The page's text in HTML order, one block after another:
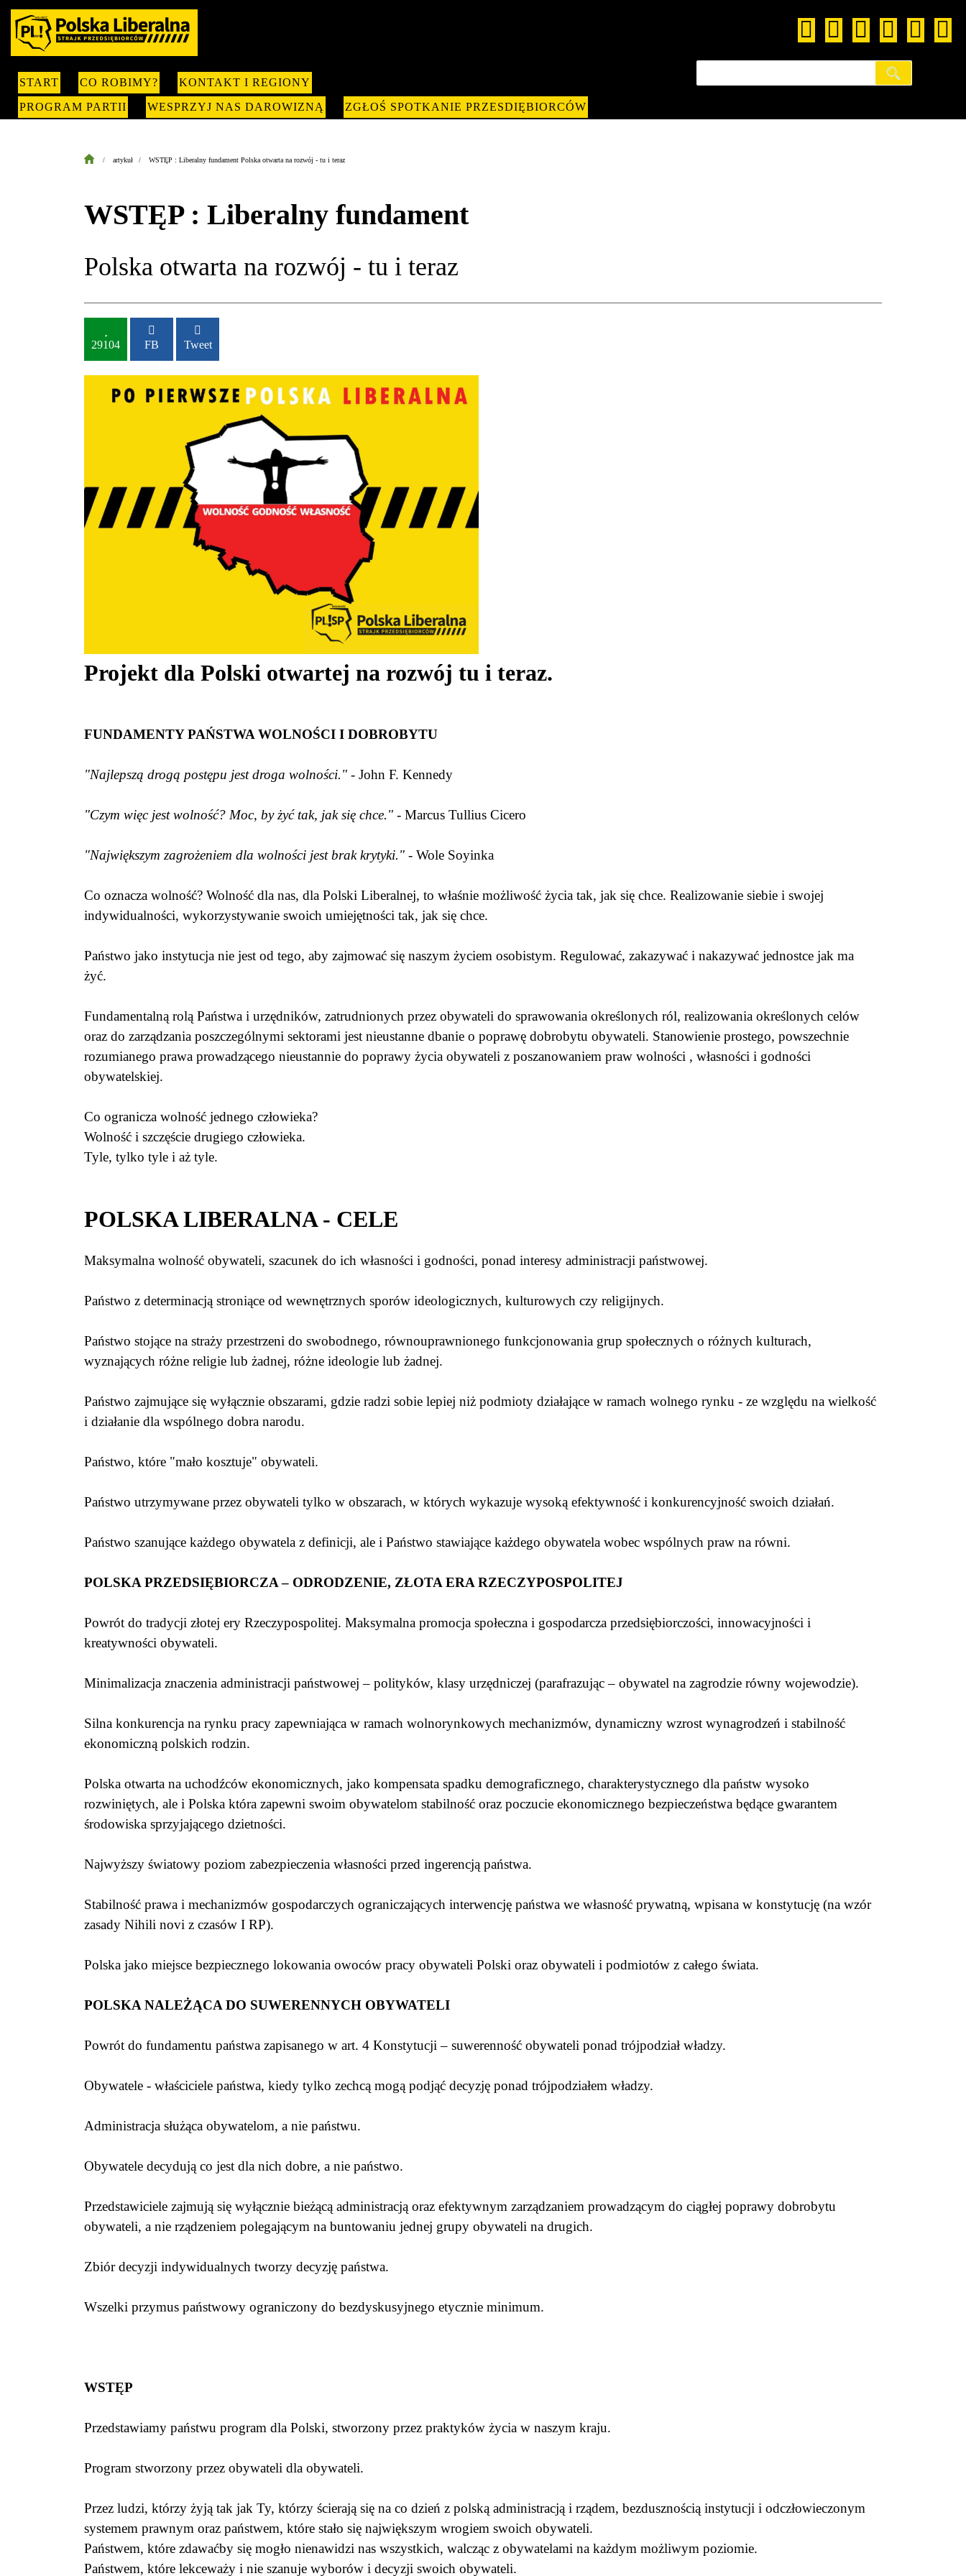
START CO ROBIMY?
KONTAKT I REGIONY
PROGRAM PARTII
WESPRZYJ NAS DAROWIZNĄ ZGŁOŚ SPOTKANIE PRZESDIĘBIORCÓW
artykuł WSTĘP : Liberalny fundament Polska otwarta na rozwój - tu i teraz
WSTĘP : Liberalny fundament
Polska otwarta na rozwój - tu i teraz
29104 FB Tweet
Projekt dla Polski otwartej na rozwój tu i teraz.
FUNDAMENTY PAŃSTWA WOLNOŚCI I DOBROBYTU
"Najlepszą drogą postępu jest droga wolności." - John F. Kennedy
"Czym więc jest wolność? Moc, by żyć tak, jak się chce." - Marcus Tullius Cicero
"Największym zagrożeniem dla wolności jest brak krytyki." - Wole Soyinka
Co oznacza wolność? Wolność dla nas, dla Polski Liberalnej, to właśnie możliwość życia tak, jak się chce. Realizowanie siebie i swojej
indywidualności, wykorzystywanie swoich umiejętności tak, jak się chce.
Państwo jako instytucja nie jest od tego, aby zajmować się naszym życiem osobistym. Regulować, zakazywać i nakazywać jednostce jak ma
żyć.
Fundamentalną rolą Państwa i urzędników, zatrudnionych przez obywateli do sprawowania określonych ról, realizowania określonych celów
oraz do zarządzania poszczególnymi sektorami jest nieustanne dbanie o poprawę dobrobytu obywateli. Stanowienie prostego, powszechnie
rozumianego prawa prowadzącego nieustannie do poprawy życia obywateli z poszanowaniem praw wolności , własności i godności
obywatelskiej.
Co ogranicza wolność jednego człowieka?
Wolność i szczęście drugiego człowieka.
Tyle, tylko tyle i aż tyle.
POLSKA LIBERALNA - CELE
Maksymalna wolność obywateli, szacunek do ich własności i godności, ponad interesy administracji państwowej.
Państwo z determinacją stroniące od wewnętrznych sporów ideologicznych, kulturowych czy religijnych.
Państwo stojące na straży przestrzeni do swobodnego, równouprawnionego funkcjonowania grup społecznych o różnych kulturach,
wyznających różne religie lub żadnej, różne ideologie lub żadnej.
Państwo zajmujące się wyłącznie obszarami, gdzie radzi sobie lepiej niż podmioty działające w ramach wolnego rynku - ze względu na wielkość
i działanie dla wspólnego dobra narodu.
Państwo, które "mało kosztuje" obywateli.
Państwo utrzymywane przez obywateli tylko w obszarach, w których wykazuje wysoką efektywność i konkurencyjność swoich działań.
Państwo szanujące każdego obywatela z definicji, ale i Państwo stawiające każdego obywatela wobec wspólnych praw na równi.
POLSKA PRZEDSIĘBIORCZA – ODRODZENIE, ZŁOTA ERA RZECZYPOSPOLITEJ
Powrót do tradycji złotej ery Rzeczypospolitej. Maksymalna promocja społeczna i gospodarcza przedsiębiorczości, innowacyjności i
kreatywności obywateli.
Minimalizacja znaczenia administracji państwowej – polityków, klasy urzędniczej (parafrazując – obywatel na zagrodzie równy wojewodzie).
Silna konkurencja na rynku pracy zapewniająca w ramach wolnorynkowych mechanizmów, dynamiczny wzrost wynagrodzeń i stabilność
ekonomiczną polskich rodzin.
Polska otwarta na uchodźców ekonomicznych, jako kompensata spadku demograficznego, charakterystycznego dla państw wysoko
rozwiniętych, ale i Polska która zapewni swoim obywatelom stabilność oraz poczucie ekonomicznego bezpieczeństwa będące gwarantem
środowiska sprzyjającego dzietności.
Najwyższy światowy poziom zabezpieczenia własności przed ingerencją państwa.
Stabilność prawa i mechanizmów gospodarczych ograniczających interwencję państwa we własność prywatną, wpisana w konstytucję (na wzór
zasady Nihili novi z czasów I RP).
Polska jako miejsce bezpiecznego lokowania owoców pracy obywateli Polski oraz obywateli i podmiotów z całego świata.
POLSKA NALEŻĄCA DO SUWERENNYCH OBYWATELI
Powrót do fundamentu państwa zapisanego w art. 4 Konstytucji – suwerenność obywateli ponad trójpodział władzy.
Obywatele - właściciele państwa, kiedy tylko zechcą mogą podjąć decyzję ponad trójpodziałem władzy.
Administracja służąca obywatelom, a nie państwu.
Obywatele decydują co jest dla nich dobre, a nie państwo.
Przedstawiciele zajmują się wyłącznie bieżącą administracją oraz efektywnym zarządzaniem prowadzącym do ciągłej poprawy dobrobytu
obywateli, a nie rządzeniem polegającym na buntowaniu jednej grupy obywateli na drugich.
Zbiór decyzji indywidualnych tworzy decyzję państwa.
Wszelki przymus państwowy ograniczony do bezdyskusyjnego etycznie minimum.
WSTĘP
Przedstawiamy państwu program dla Polski, stworzony przez praktyków życia w naszym kraju.
Program stworzony przez obywateli dla obywateli.
Przez ludzi, którzy żyją tak jak Ty, którzy ścierają się na co dzień z polską administracją i rządem, bezdusznością instytucji i odczłowieczonym
systemem prawnym oraz państwem, które stało się największym wrogiem swoich obywateli.
Państwem, które zdawaćby się mogło nienawidzi nas wszystkich, walcząc z obywatelami na każdym możliwym poziomie.
Państwem, które lekceważy i nie szanuje wyborów i decyzji swoich obywateli.